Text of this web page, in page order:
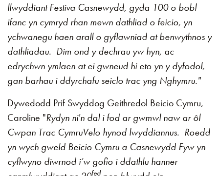
llwyddiant Festiva Casnewydd, gyda 100 o bobl
ifanc yn cymryd rhan mewn dathliad o feicio, yn
ychwanegu haen arall o gyflawniad at benwythnos y
dathliadau. Dim ond y dechrau yw hyn, ac
edrychwn ymlaen at ei gwneud hi eto yn y dyfodol,
gan barhau i ddyrchafu seiclo trac yng Nghymru."
Dywedodd Prif Swyddog Geithredol Beicio Cymru,
Caroline "Rydyn ni'n dal i fod ar gwmwl naw ar ôl
Cwpan Trac CymruVelo hynod lwyddiannus. Roedd
yn wych gweld Beicio Cymru a Casnewydd Fyw yn
cyflwyno diwrnod i’w gofio i ddathlu hanner
fed